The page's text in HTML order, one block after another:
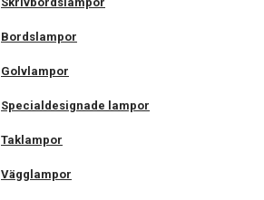
Bordslampor
Golvlampor
Specialdesignade lampor
Taklampor
Vägglampor